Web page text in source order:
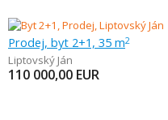
Prodej, byt 2+1, 35 m2
Liptovský Ján
110 000,00 EUR